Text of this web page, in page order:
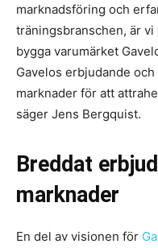
marknadsföring och
träningsbranschen, är
bygga varumärket
Gavelos erbjudande
marknader för att
säger Jens Bergquist.
Breddat
marknader
En del av visionen för